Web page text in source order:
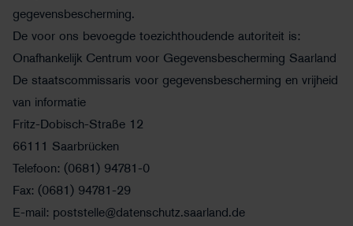
gegevensbescherming.
De voor ons bevoegde toezichthoudende autoriteit is:
Onafhankelijk Centrum voor Gegevensbescherming Saarland
De staatscommissaris voor gegevensbescherming en vrijheid
van informatie
Fritz-Dobisch-Straße 12
66111 Saarbrücken
Telefoon: (0681) 94781-0
Fax: (0681) 94781-29
E-mail: poststelle@datenschutz.saarland.de